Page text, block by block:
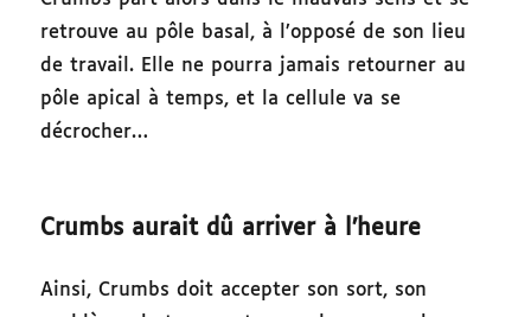
retrouve au pôle basal, à l’opposé de son lieu
de travail. Elle ne pourra jamais retourner au
pôle apical à temps, et la cellule va se
décrocher…
Crumbs aurait dû arriver à l’heure
Ainsi, Crumbs doit accepter son sort, son